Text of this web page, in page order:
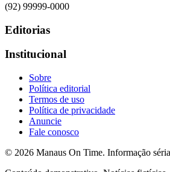
(92) 99999-0000
Editorias
Institucional
Sobre
Política editorial
Termos de uso
Política de privacidade
Anuncie
Fale conosco
© 2026 Manaus On Time. Informação